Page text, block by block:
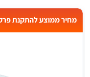
מחיר ממוצע להתקנת